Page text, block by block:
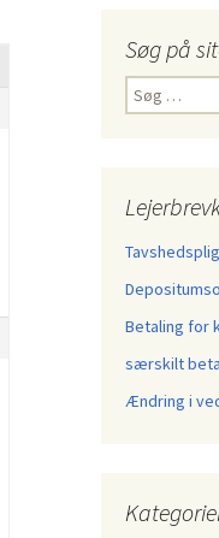
Søg på
Søg
efter:
Betaling for
særskilt
Ændring i